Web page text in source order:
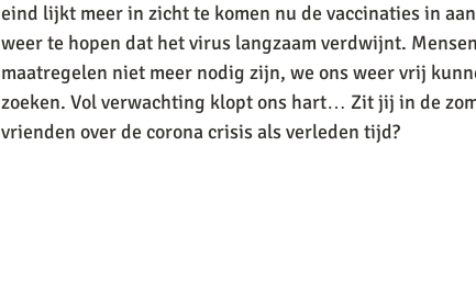
eind lijkt meer in zicht te komen nu de vaccinaties in
weer te hopen dat het virus langzaam verdwijnt.
maatregelen niet meer nodig zijn, we ons weer vrij
zoeken. Vol verwachting klopt ons hart… Zit jij in de
vrienden over de corona crisis als verleden tijd?